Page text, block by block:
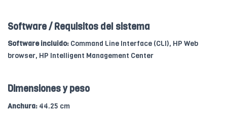
Software / Requisitos del sistema
Software incluido: Command Line Interface (CLI), HP Web
browser, HP Intelligent Management Center
Dimensiones y peso
Anchura: 44.25 cm